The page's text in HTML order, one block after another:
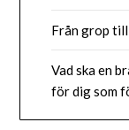
Från grop
Vad ska en
för dig som